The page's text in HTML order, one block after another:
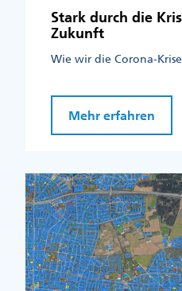
Stark durch die
Zukunft
Wie wir die Corona-
Mehr erfahren